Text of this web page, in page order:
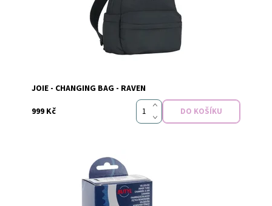
Značka:
JOIE - CHANGING BAG - RAVEN
999 Kč